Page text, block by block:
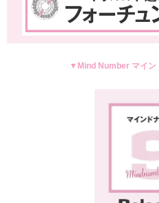
▼Mind Number マイン